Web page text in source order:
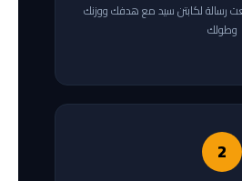
رسالة لكابتن سيد مع هدفك ووزنك
وطولك
2